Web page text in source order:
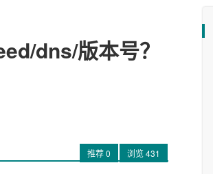
dns/版本号？
推荐0 浏览431